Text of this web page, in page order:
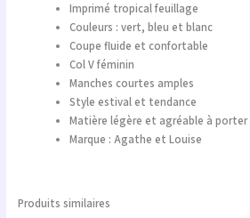
Imprimé tropical feuillage
Couleurs : vert, bleu et blanc
Coupe fluide et confortable
Col V féminin
Manches courtes amples
Style estival et tendance
Matière légère et agréable à porter
Marque : Agathe et Louise
Produits similaires